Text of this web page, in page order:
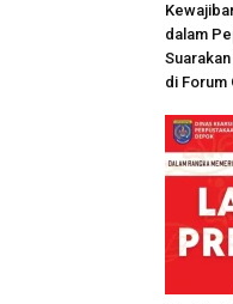
dalam
di Forum